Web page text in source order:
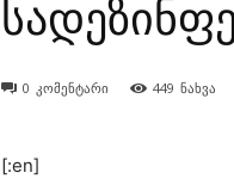
0 კომენტარი 449 ნახვა
[:en]